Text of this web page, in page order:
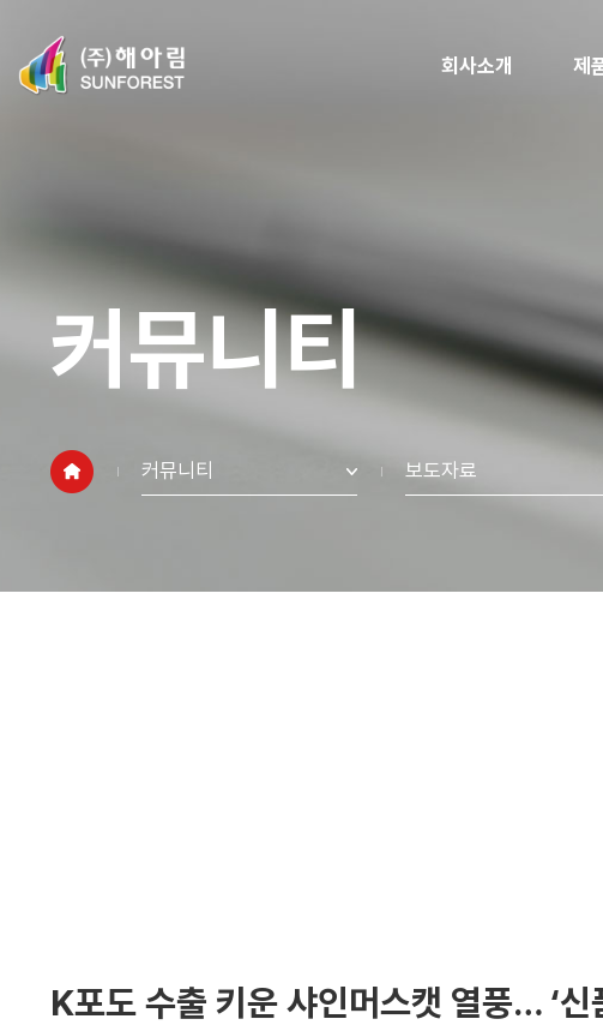
회사소개 제
커뮤니티
커뮤니티 보도자료
K포도 수출 키운 샤인머스캣 열풍… ‘